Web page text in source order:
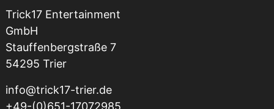
Trick17 Entertainment
GmbH
Stauffenbergstraße 7
54295 Trier
info@trick17-trier.de